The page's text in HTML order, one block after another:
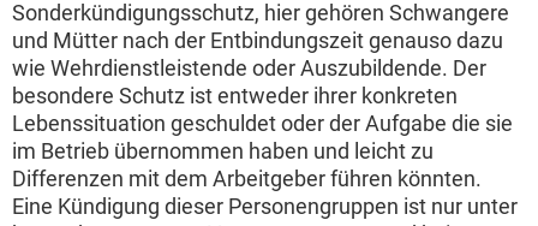
Sonderkündigungsschutz, hier gehören Schwangere
und Mütter nach der Entbindungszeit genauso dazu
wie Wehrdienstleistende oder Auszubildende. Der
besondere Schutz ist entweder ihrer konkreten
Lebenssituation geschuldet oder der Aufgabe die sie
im Betrieb übernommen haben und leicht zu
Differenzen mit dem Arbeitgeber führen könnten.
Eine Kündigung dieser Personengruppen ist nur unter